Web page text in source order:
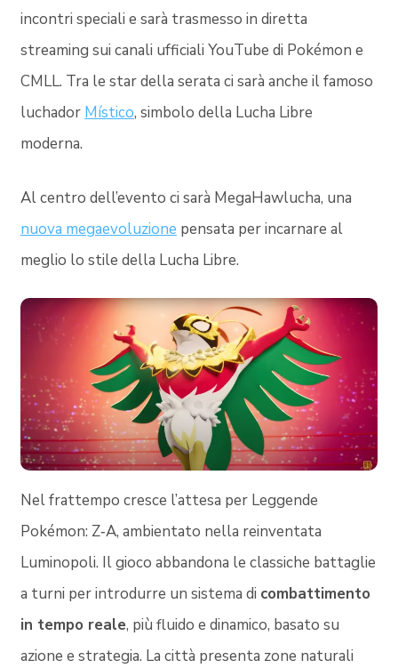
incontri speciali e sarà trasmesso in diretta
streaming sui canali ufficiali YouTube di Pokémon e
CMLL. Tra le star della serata ci sarà anche il famoso
luchador Místico, simbolo della Lucha Libre
moderna.
Al centro dell’evento ci sarà MegaHawlucha, una
nuova megaevoluzione pensata per incarnare al
meglio lo stile della Lucha Libre.
Nel frattempo cresce l’attesa per Leggende
Pokémon: Z‑A, ambientato nella reinventata
Luminopoli. Il gioco abbandona le classiche battaglie
a turni per introdurre un sistema di combattimento
in tempo reale, più fluido e dinamico, basato su
azione e strategia. La città presenta zone naturali